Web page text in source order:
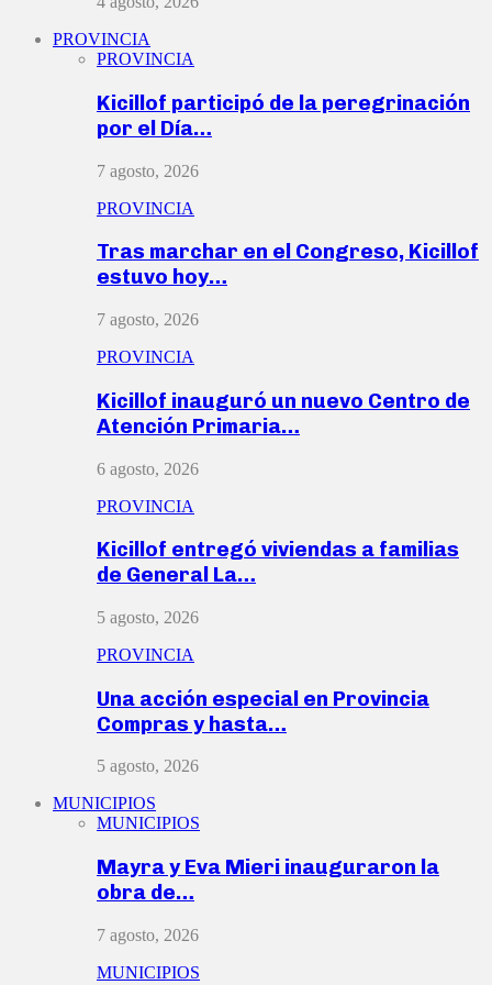
PROVINCIA
PROVINCIA
Kicillof participó de la peregrinación
por el Día…
7 agosto, 2026
PROVINCIA
Tras marchar en el Congreso, Kicillof
estuvo hoy…
7 agosto, 2026
PROVINCIA
Kicillof inauguró un nuevo Centro de
Atención Primaria…
6 agosto, 2026
PROVINCIA
Kicillof entregó viviendas a familias
de General La…
5 agosto, 2026
PROVINCIA
Una acción especial en Provincia
Compras y hasta…
5 agosto, 2026
MUNICIPIOS
MUNICIPIOS
Mayra y Eva Mieri inauguraron la
obra de…
7 agosto, 2026
MUNICIPIOS